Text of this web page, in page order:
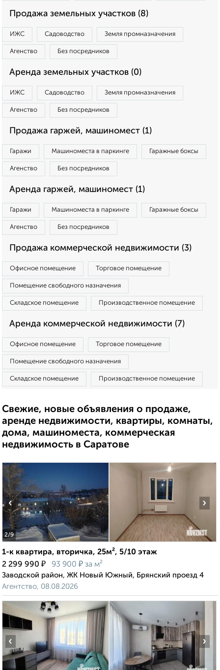
Продажа земельных участков (8)
ИЖС Садоводство Земля промназначения
Агенство Без посредников
Аренда земельных участков (0)
ИЖС Садоводство Земля промназначения
Агенство Без посредников
Продажа гаржей, машиномест (1)
Гаражи Машиноместа в паркинге Гаражные боксы
Агенство Без посредников
Аренда гаржей, машиномест (1)
Гаражи Машиноместа в паркинге Гаражные боксы
Агенство Без посредников
Продажа коммерческой недвижимости (3)
Офисное помещение Торговое помещение
Помещение свободного назначения
Складское помещение Производственное помещение
Аренда коммерческой недвижимости (7)
Офисное помещение Торговое помещение
Помещение свободного назначения
Складское помещение Производственное помещение
Свежие, новые объявления о продаже,
аренде недвижимости, квартиры, комнаты,
дома, машиноместа, коммерческая
недвижимость в Саратове
2/9
‹ ›
1-к квартира, вторичка, 25м², 5/10 этаж
2 299 990 ₽ 93 900 ₽ за м²
Заводской район, ЖК Новый Южный, Брянский проезд 4
Агентство, 08.08.2026
‹ ›